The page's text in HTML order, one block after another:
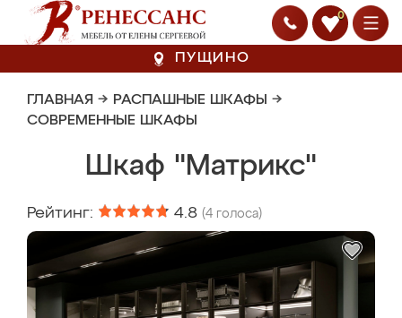
0
ПУЩИНО
ГЛАВНАЯ → РАСПАШНЫЕ ШКАФЫ →
СОВРЕМЕННЫЕ ШКАФЫ
Шкаф "Матрикс"
Рейтинг: 4.8 (4 голоса)